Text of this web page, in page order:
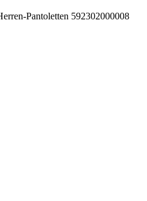
Pantoletten 592302000008